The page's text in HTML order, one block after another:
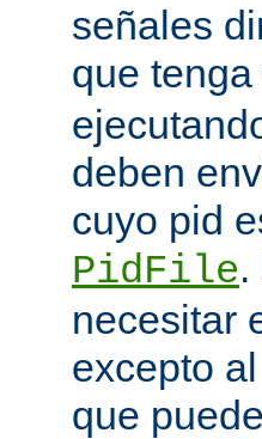
señales
que
deben
cuyo pid
PidFile
necesitar
excepto
que